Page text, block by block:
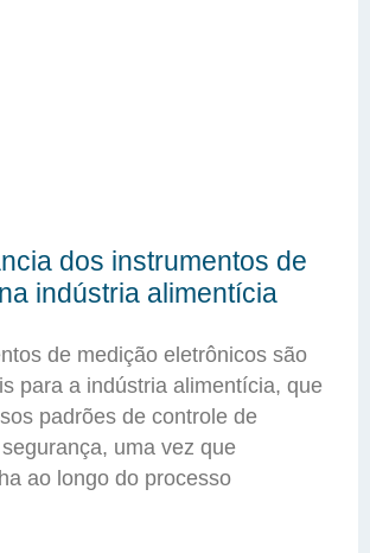
dos instrumentos de
indústria alimentícia
de medição eletrônicos são
para a indústria alimentícia, que
padrões de controle de
uma vez que
ao longo do processo